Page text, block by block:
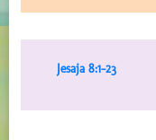
Jesaja 8:1-23